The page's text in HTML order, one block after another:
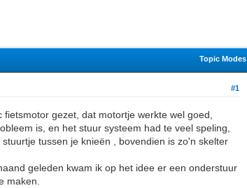
Topic Modes
#1
gezet, dat motortje werkte wel goed,
is, en het stuur systeem had te veel speling,
tussen je knieën , bovendien is zo'n skelter
geleden kwam ik op het idee er een onderstuur
maken.